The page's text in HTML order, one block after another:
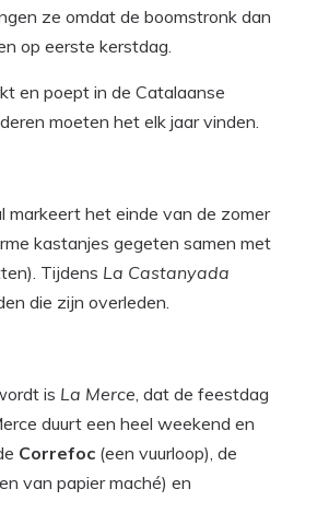
ze omdat de boomstronk dan
op eerste kerstdag.
en poept in de Catalaanse
moeten het elk jaar vinden.
markeert het einde van de zomer
kastanjes gegeten samen met
Tijdens La Castanyada
die zijn overleden.
is La Merce , dat de feestdag
duurt een heel weekend en
Correfoc (een vuurloop), de
van papier maché) en